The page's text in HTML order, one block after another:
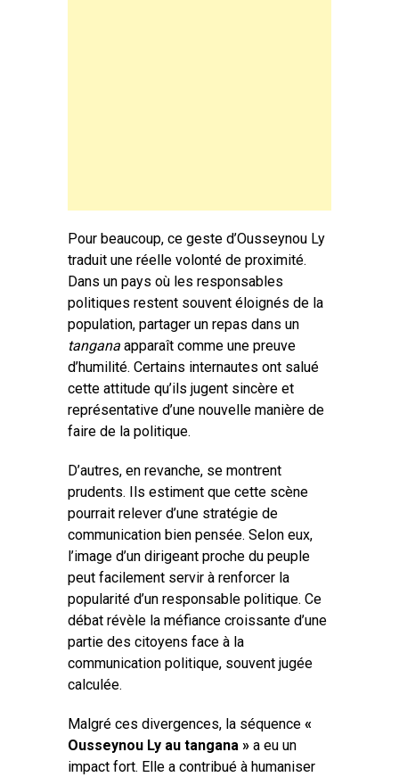
Pour beaucoup, ce geste d’Ousseynou Ly
traduit une réelle volonté de proximité.
Dans un pays où les responsables
politiques restent souvent éloignés de la
population, partager un repas dans un
tangana apparaît comme une preuve
d’humilité. Certains internautes ont salué
cette attitude qu’ils jugent sincère et
représentative d’une nouvelle manière de
faire de la politique.
D’autres, en revanche, se montrent
prudents. Ils estiment que cette scène
pourrait relever d’une stratégie de
communication bien pensée. Selon eux,
l’image d’un dirigeant proche du peuple
peut facilement servir à renforcer la
popularité d’un responsable politique. Ce
débat révèle la méfiance croissante d’une
partie des citoyens face à la
communication politique, souvent jugée
calculée.
Malgré ces divergences, la séquence«
Ousseynou Ly au tangana » a eu un
impact fort. Elle a contribué à humaniser